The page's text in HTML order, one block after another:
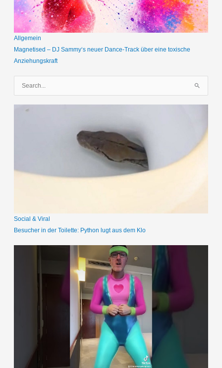
Allgemein
Magnetised – DJ Sammy‘s neuer Dance-Track über eine toxische
Anziehungskraft
c
c
Social & Viral
Besucher in der Toilette: Python lugt aus dem Klo